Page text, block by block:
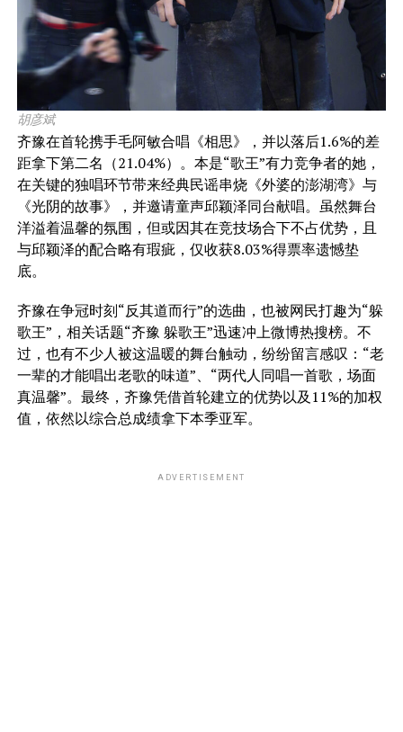
胡彦斌
齐豫在首轮携手毛阿敏合唱《相思》，并以落后1.6%的差
距拿下第二名（21.04%）。本是“歌王”有力竞争者的她，
在关键的独唱环节带来经典民谣串烧《外婆的澎湖湾》与
《光阴的故事》，并邀请童声邱颖泽同台献唱。虽然舞台
洋溢着温馨的氛围，但或因其在竞技场合下不占优势，且
与邱颖泽的配合略有瑕疵，仅收获8.03%得票率遗憾垫
底。
齐豫在争冠时刻“反其道而行”的选曲，也被网民打趣为“躲
歌王”，相关话题“齐豫 躲歌王”迅速冲上微博热搜榜。不
过，也有不少人被这温暖的舞台触动，纷纷留言感叹：“老
一辈的才能唱出老歌的味道”、“两代人同唱一首歌，场面
真温馨”。最终，齐豫凭借首轮建立的优势以及11%的加权
值，依然以综合总成绩拿下本季亚军。
ADVERTISEMENT